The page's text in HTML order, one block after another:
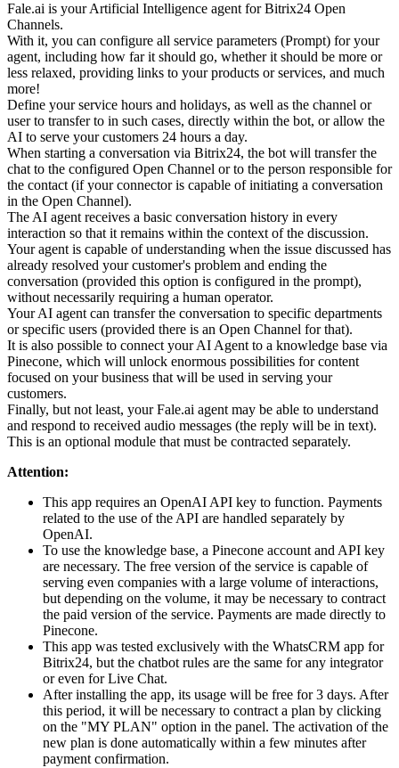
Fale.ai is your Artificial Intelligence agent for Bitrix24 Open
Channels.
With it, you can configure all service parameters (Prompt) for your
agent, including how far it should go, whether it should be more or
less relaxed, providing links to your products or services, and much
more!
Define your service hours and holidays, as well as the channel or
user to transfer to in such cases, directly within the bot, or allow the
AI to serve your customers 24 hours a day.
When starting a conversation via Bitrix24, the bot will transfer the
chat to the configured Open Channel or to the person responsible for
the contact (if your connector is capable of initiating a conversation
in the Open Channel).
The AI agent receives a basic conversation history in every
interaction so that it remains within the context of the discussion.
Your agent is capable of understanding when the issue discussed has
already resolved your customer's problem and ending the
conversation (provided this option is configured in the prompt),
without necessarily requiring a human operator.
Your AI agent can transfer the conversation to specific departments
or specific users (provided there is an Open Channel for that).
It is also possible to connect your AI Agent to a knowledge base via
Pinecone, which will unlock enormous possibilities for content
focused on your business that will be used in serving your
customers.
Finally, but not least, your Fale.ai agent may be able to understand
and respond to received audio messages (the reply will be in text).
This is an optional module that must be contracted separately.
Attention:
This app requires an OpenAI API key to function. Payments
related to the use of the API are handled separately by
OpenAI.
To use the knowledge base, a Pinecone account and API key
are necessary. The free version of the service is capable of
serving even companies with a large volume of interactions,
but depending on the volume, it may be necessary to contract
the paid version of the service. Payments are made directly to
Pinecone.
This app was tested exclusively with the WhatsCRM app for
Bitrix24, but the chatbot rules are the same for any integrator
or even for Live Chat.
After installing the app, its usage will be free for 3 days. After
this period, it will be necessary to contract a plan by clicking
on the "MY PLAN" option in the panel. The activation of the
new plan is done automatically within a few minutes after
payment confirmation.